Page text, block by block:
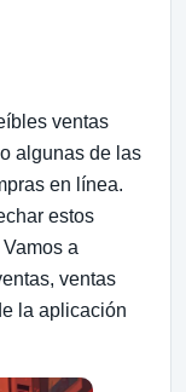
ventas
algunas de las
en línea.
estos
a
ventas
la aplicación